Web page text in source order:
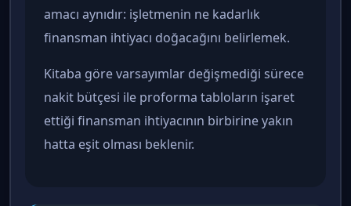
amacı aynıdır: işletmenin ne kadarlık
finansman ihtiyacı doğacağını belirlemek.
Kitaba göre varsayımlar değişmediği sürece
nakit bütçesi ile proforma tabloların işaret
ettiği finansman ihtiyacının birbirine yakın
hatta eşit olması beklenir.